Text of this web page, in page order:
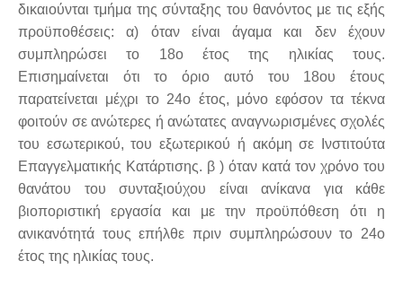
δικαιούνται τμήμα της σύνταξης του θανόντος με τις εξής
προϋποθέσεις: α) όταν είναι άγαμα και δεν έχουν
συμπληρώσει το 18ο έτος της ηλικίας τους.
Επισημαίνεται ότι το όριο αυτό του 18ου έτους
παρατείνεται μέχρι το 24ο έτος, μόνο εφόσον τα τέκνα
φοιτούν σε ανώτερες ή ανώτατες αναγνωρισμένες σχολές
του εσωτερικού, του εξωτερικού ή ακόμη σε Ινστιτούτα
Επαγγελματικής Κατάρτισης. β ) όταν κατά τον χρόνο του
θανάτου του συνταξιούχου είναι ανίκανα για κάθε
βιοποριστική εργασία και με την προϋπόθεση ότι η
ανικανότητά τους επήλθε πριν συμπληρώσουν το 24ο
έτος της ηλικίας τους.